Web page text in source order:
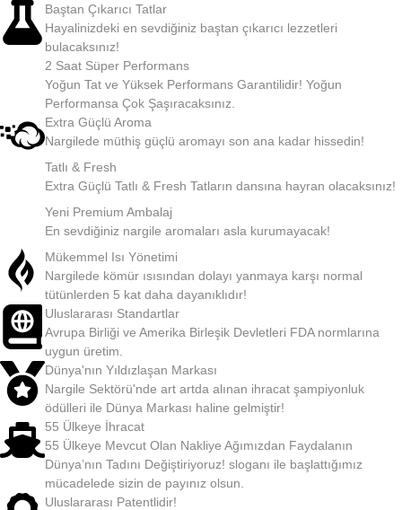
Baştan Çıkarıcı Tatlar
Hayalinizdeki en sevdiğiniz baştan çıkarıcı lezzetleri
bulacaksınız!
2 Saat Süper Performans
Yoğun Tat ve Yüksek Performans Garantilidir! Yoğun
Performansa Çok Şaşıracaksınız.
Extra Güçlü Aroma
Nargilede müthiş güçlü aromayı son ana kadar hissedin!
Tatlı & Fresh
Extra Güçlü Tatlı & Fresh Tatların dansına hayran olacaksınız!
Yeni Premium Ambalaj
En sevdiğiniz nargile aromaları asla kurumayacak!
Mükemmel Isı Yönetimi
Nargilede kömür ısısından dolayı yanmaya karşı normal
tütünlerden 5 kat daha dayanıklıdır!
Uluslararası Standartlar
Avrupa Birliği ve Amerika Birleşik Devletleri FDA normlarına
uygun üretim.
Dünya'nın Yıldızlaşan Markası
Nargile Sektörü'nde art artda alınan ihracat şampiyonluk
ödülleri ile Dünya Markası haline gelmiştir!
55 Ülkeye İhracat
55 Ülkeye Mevcut Olan Nakliye Ağımızdan Faydalanın
Dünya’nın Tadını Değiştiriyoruz! sloganı ile başlattığımız
mücadelede sizin de payınız olsun.
Uluslararası Patentlidir!